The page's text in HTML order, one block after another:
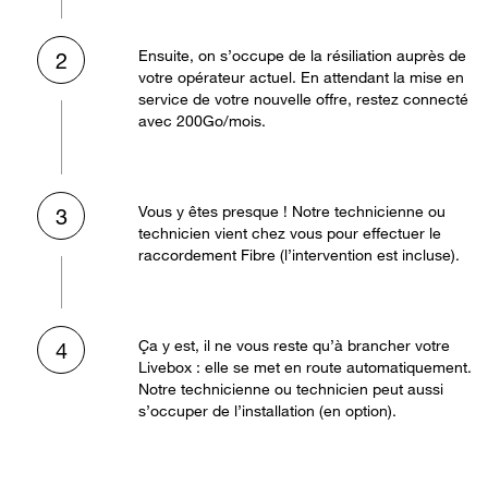
2
Ensuite, on s’occupe de la résiliation auprès de
votre opérateur actuel. En attendant la mise en
service de votre nouvelle offre, restez connecté
avec 200Go/mois.
3
Vous y êtes presque ! Notre technicienne ou
technicien vient chez vous pour effectuer le
raccordement Fibre (l’intervention est incluse).
4
Ça y est, il ne vous reste qu’à brancher votre
Livebox : elle se met en route automatiquement.
Notre technicienne ou technicien peut aussi
s’occuper de l’installation (en option).